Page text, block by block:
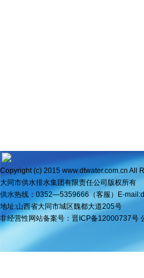
Copyright (c) 2015 www.dtwater.com.cn All
大同市供水排水集团有限责任公司版权所有
供水热线：0352—5359666（客服）
E-
地址:山西省大同市城区魏都大道205号
非经营性网站备案号： 晋ICP备12000737号